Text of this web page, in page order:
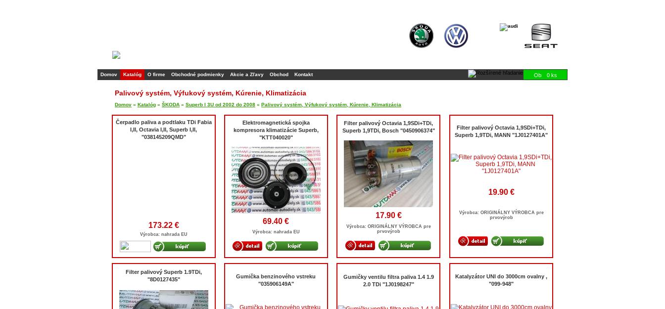
0 ks
Domov Katalóg O firme Obchodné podmienky Akcie a Zľavy Obchod Kontakt
Palivový systém, Výfukový systém, Kúrenie, Klimatizácia
Domov » Katalóg » ŠKODA » Superb I 3U od 2002 do 2008 » Palivový systém, Výfukový systém, Kúrenie, Klimatizácia
Čerpadlo paliva a podtlaku TDi Fabia
I,II, Octavia I,II, Superb I,II,
"038145209QMD"
173.22 €
Výrobca: nahrada EU
Elektromagnetická spojka
kompresora klimatizácie Superb,
"KTT040020"
69.40 €
Výrobca: nahrada EU
Filter palivový Octavia 1,9SDi+TDi,
Superb 1,9TDi, Bosch "0450906374"
17.90 €
Výrobca: ORIGINÁLNY VÝROBCA pre
prvovýrob
Filter palivový Octavia 1,9SDi+TDi,
Superb 1,9TDi, MANN "1J0127401A"
19.90 €
Výrobca: ORIGINÁLNY VÝROBCA pre
prvovýrob
Filter palivový Superb 1.9TDi,
"8D0127435"
Gumička benzinového vstreku
"035906149A"
Gumičky ventilu filtra paliva 1.4 1.9
2.0 TDi "1J0198247"
Katalyzátor UNI do 3000cm ovalny ,
"099-948"